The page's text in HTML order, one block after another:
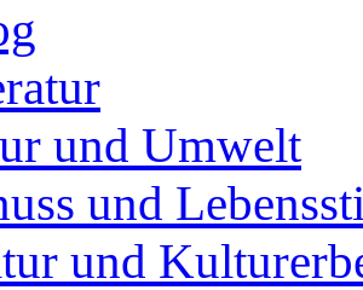
und Umwelt
und
und